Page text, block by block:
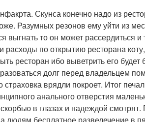
Скунса конечно надо из
Разумных резонов ему уйти из
выгнать то он может рассердиться
по открытию ресторана
ресторан ибо выветрить его
долг перед владельцем
страховка врядли покроет. Итог
анального отверстия
в глазах и надеждой